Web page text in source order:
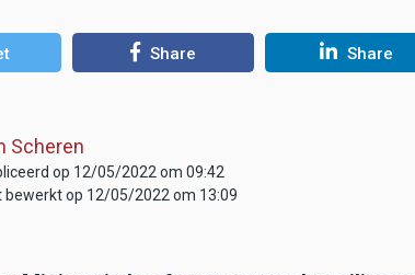
Share Share
Scheren
op 12/05/2022 om 09:42
bewerkt op 12/05/2022 om 13:09